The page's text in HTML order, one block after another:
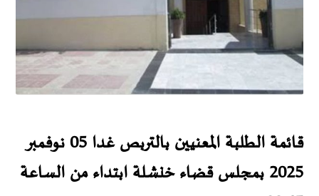
قائمة الطلبة المعنيين بالتربص غدا 05 نوفمبر
2025 بمجلس قضاء خنشلة ابتداء من الساعة